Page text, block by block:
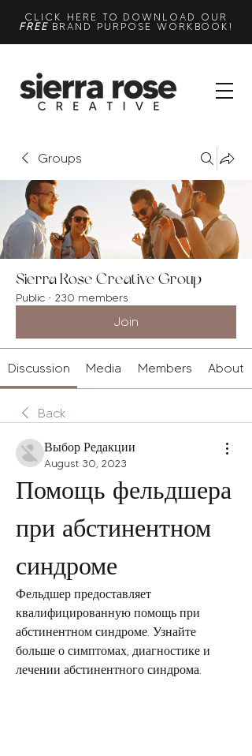
CLICK HERE TO DOWNLOAD OUR
FREEBRAND PURPOSE WORKBOOK!
Groups
Sierra Rose Creative Group
Public · 230 members
Join
Discussion Media Members About
Back
Выбор Редакции
August 30, 2023
Помощь фельдшера
при абстинентном
синдроме
Фельдшер предоставляет
квалифицированную помощь при
абстинентном синдроме. Узнайте
больше о симптомах, диагностике и
лечении абстинентного синдрома.